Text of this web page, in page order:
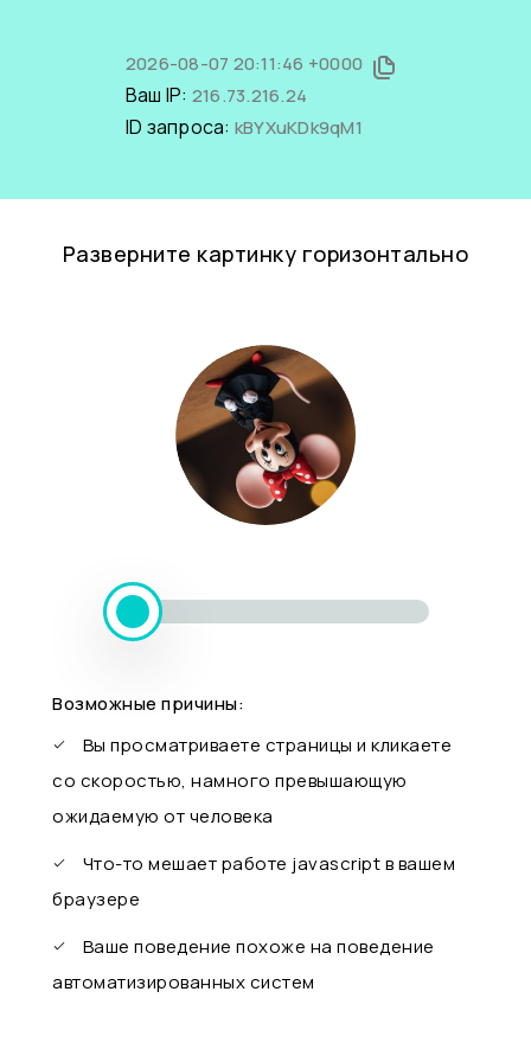
2026-08-07 20:11:46 +0000
Ваш IP: 216.73.216.24
ID запроса: kBYXuKDk9qM1
Разверните картинку горизонтально
Возможные причины:
Вы просматриваете страницы и кликаете
со скоростью, намного превышающую
ожидаемую от человека
Что-то мешает работе javascript в вашем
браузере
Ваше поведение похоже на поведение
автоматизированных систем